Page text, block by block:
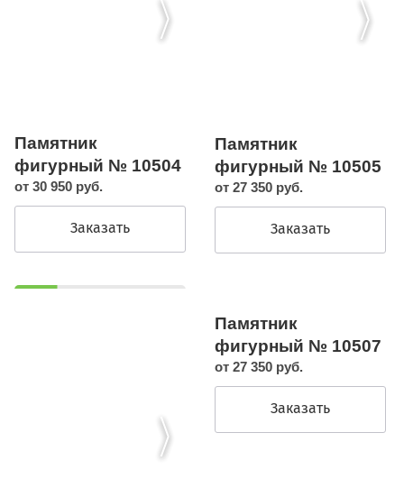
Памятник
фигурный № 10504
от 30 950 руб.
Заказать
Памятник
фигурный № 10505
от 27 350 руб.
Заказать
Памятник
фигурный № 10507
от 27 350 руб.
Заказать